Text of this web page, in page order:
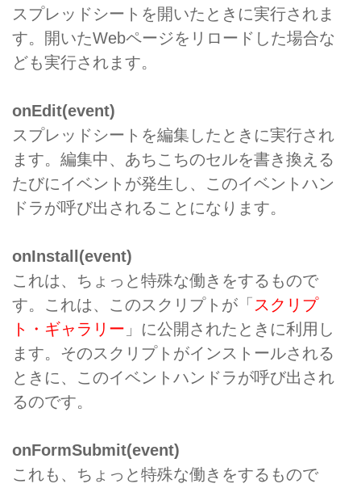
スプレッドシートを開いたときに実行されま
す。開いたWebページをリロードした場合な
ども実行されます。
onEdit(event)
スプレッドシートを編集したときに実行され
ます。編集中、あちこちのセルを書き換える
たびにイベントが発生し、このイベントハン
ドラが呼び出されることになります。
onInstall(event)
これは、ちょっと特殊な働きをするもので
す。これは、このスクリプトが「 スクリプ
ト・ギャラリー 」に公開されたときに利用し
ます。そのスクリプトがインストールされる
ときに、このイベントハンドラが呼び出され
るのです。
onFormSubmit(event)
これも、ちょっと特殊な働きをするもので